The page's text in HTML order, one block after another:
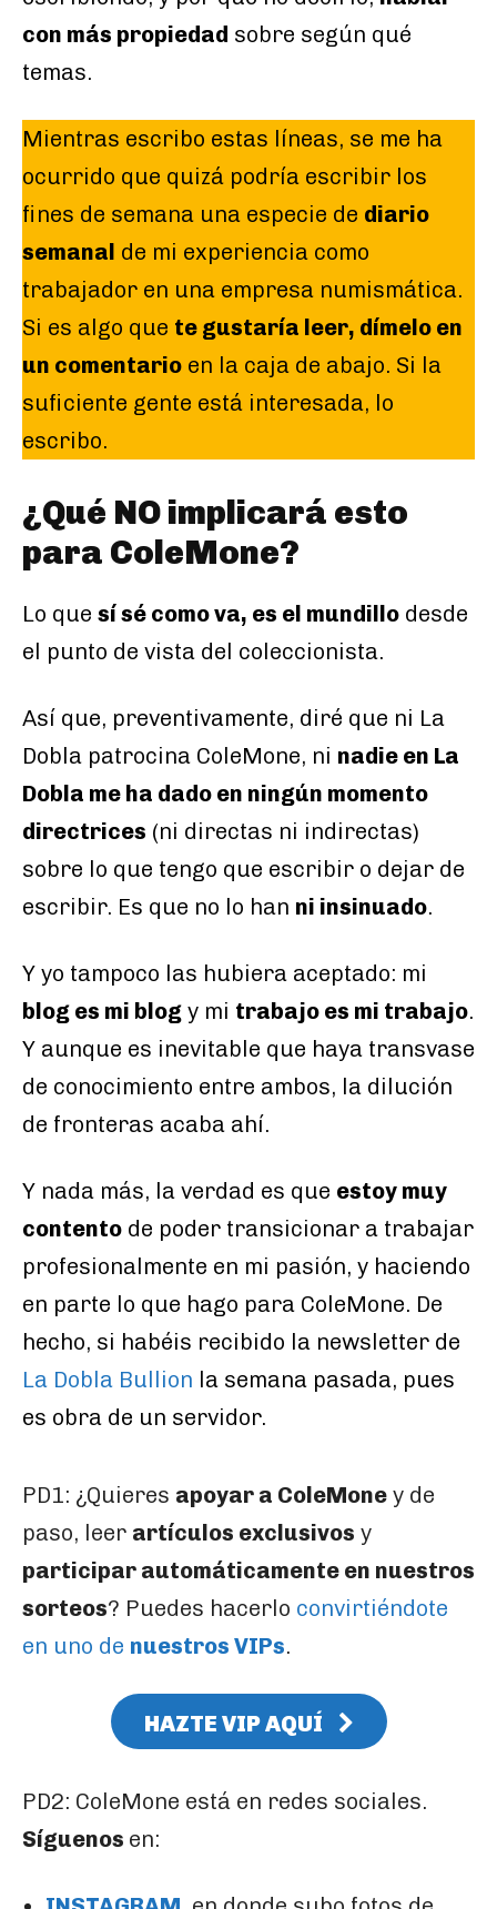
con más propiedad sobre según qué
temas.
Mientras escribo estas líneas, se me ha
ocurrido que quizá podría escribir los
fines de semana una especie de diario
semanal de mi experiencia como
trabajador en una empresa numismática.
Si es algo que te gustaría leer, dímelo en
un comentario en la caja de abajo. Si la
suficiente gente está interesada, lo
escribo.
¿Qué NO implicará esto
para ColeMone?
Lo que sí sé como va, es el mundillo desde
el punto de vista del coleccionista.
Así que, preventivamente, diré que ni La
Dobla patrocina ColeMone, ni nadie en La
Dobla me ha dado en ningún momento
directrices (ni directas ni indirectas)
sobre lo que tengo que escribir o dejar de
escribir. Es que no lo han ni insinuado.
Y yo tampoco las hubiera aceptado: mi
blog es mi blog y mi trabajo es mi trabajo.
Y aunque es inevitable que haya transvase
de conocimiento entre ambos, la dilución
de fronteras acaba ahí.
Y nada más, la verdad es que estoy muy
contento de poder transicionar a trabajar
profesionalmente en mi pasión, y haciendo
en parte lo que hago para ColeMone. De
hecho, si habéis recibido la newsletter de
La Dobla Bullion la semana pasada, pues
es obra de un servidor.
PD1: ¿Quieres apoyar a ColeMone y de
paso, leer artículos exclusivos y
participar automáticamente en nuestros
sorteos? Puedes hacerlo convirtiéndote
en uno de nuestros VIPs.
HAZTE VIP AQUÍ
PD2: ColeMone está en redes sociales.
Síguenos en: